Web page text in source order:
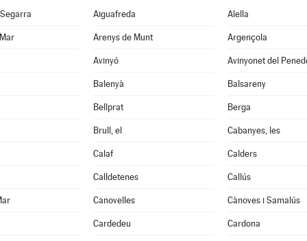
Aiguafreda Alella
Arenys de Munt Argençola
Avinyó Avinyonet del
Balenyà Balsareny
Bellprat Berga
Brull, el Cabanyes, les
Calaf Calders
Calldetenes Callús
Canovelles Cànoves i Samalús
Cardedeu Cardona